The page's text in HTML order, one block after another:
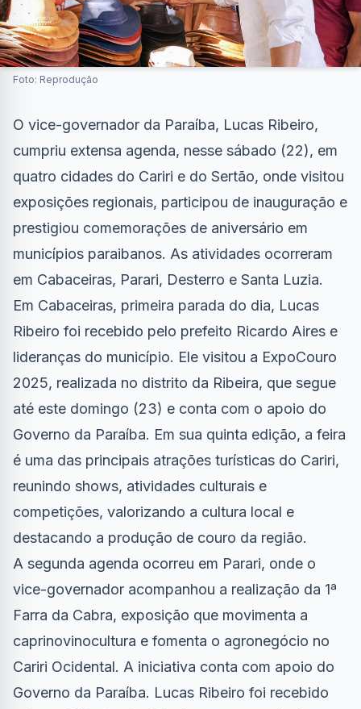
Foto: Reprodução
O vice-governador da Paraíba, Lucas Ribeiro,
cumpriu extensa agenda, nesse sábado (22), em
quatro cidades do Cariri e do Sertão, onde visitou
exposições regionais, participou de inauguração e
prestigiou comemorações de aniversário em
municípios paraibanos. As atividades ocorreram
em Cabaceiras, Parari, Desterro e Santa Luzia.
Em Cabaceiras, primeira parada do dia, Lucas
Ribeiro foi recebido pelo prefeito Ricardo Aires e
lideranças do município. Ele visitou a ExpoCouro
2025, realizada no distrito da Ribeira, que segue
até este domingo (23) e conta com o apoio do
Governo da Paraíba. Em sua quinta edição, a feira
é uma das principais atrações turísticas do Cariri,
reunindo shows, atividades culturais e
competições, valorizando a cultura local e
destacando a produção de couro da região.
A segunda agenda ocorreu em Parari, onde o
vice-governador acompanhou a realização da 1ª
Farra da Cabra, exposição que movimenta a
caprinovinocultura e fomenta o agronegócio no
Cariri Ocidental. A iniciativa conta com apoio do
Governo da Paraíba. Lucas Ribeiro foi recebido